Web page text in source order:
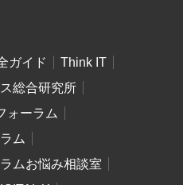
ガイド
Think IT
総合研究所
ォーラム
ム
ムお悩み相談室